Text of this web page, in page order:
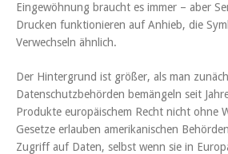
Eingewöhnung braucht es immer – aber
Drucken funktionieren auf Anhieb, die
Verwechseln ähnlich.
Der Hintergrund ist größer, als man
Datenschutzbehörden bemängeln seit
Produkte europäischem Recht nicht ohne
Gesetze erlauben amerikanischen
Zugriff auf Daten, selbst wenn sie in